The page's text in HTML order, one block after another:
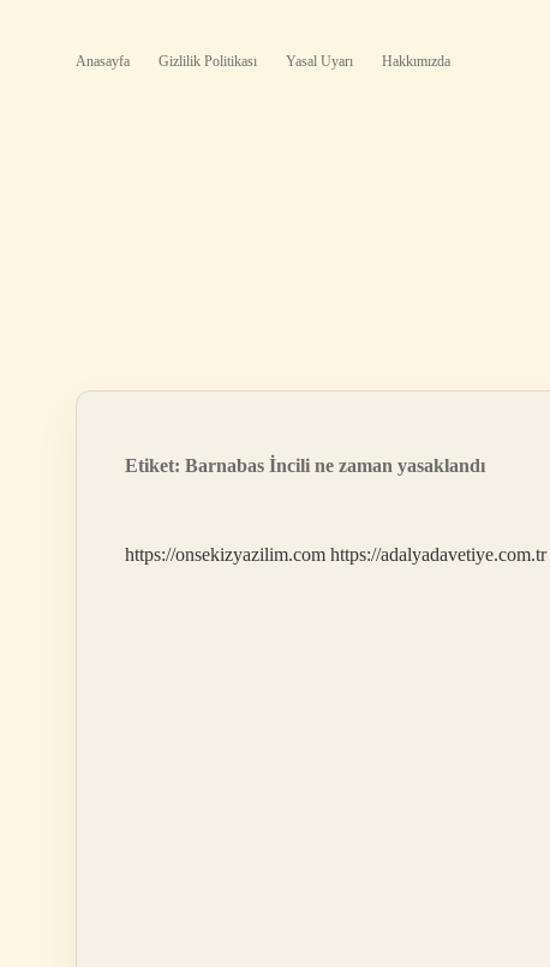
Anasayfa Gizlilik Politikası Yasal Uyarı Hakkımızda
Etiket: Barnabas İncili ne zaman yasaklandı
https://onsekizyazilim.com https://adalyadavetiye.com.tr